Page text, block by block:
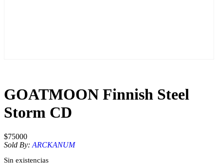
GOATMOON Finnish Steel
Storm CD
$75000
Sold By: ARCKANUM
Sin existencias